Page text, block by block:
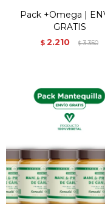
Pack +Omega |
GRATIS
$ 2.210 $3.350